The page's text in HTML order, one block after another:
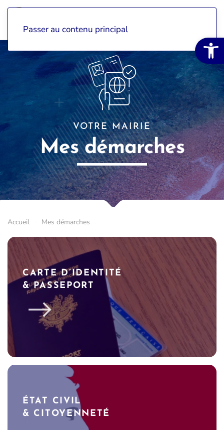
Ouvrir
Passer au contenu principal
VOTRE MAIRIE
Mes démarches
Accueil Mes démarches
CARTE D’IDENTITÉ
& PASSEPORT
ÉTAT CIVIL
& CITOYENNETÉ